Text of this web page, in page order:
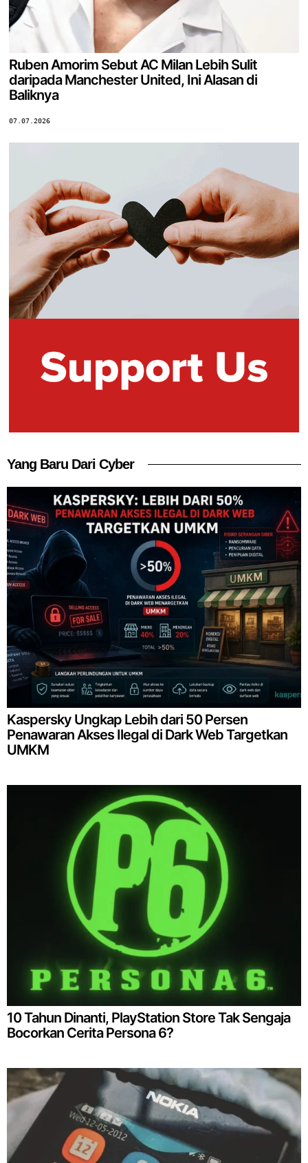
Ruben Amorim Sebut AC Milan Lebih Sulit
daripada Manchester United, Ini Alasan di
Baliknya
07.07.2026
Yang Baru Dari Cyber
Kaspersky Ungkap Lebih dari 50 Persen
Penawaran Akses Ilegal di Dark Web Targetkan
UMKM
10 Tahun Dinanti, PlayStation Store Tak Sengaja
Bocorkan Cerita Persona 6?